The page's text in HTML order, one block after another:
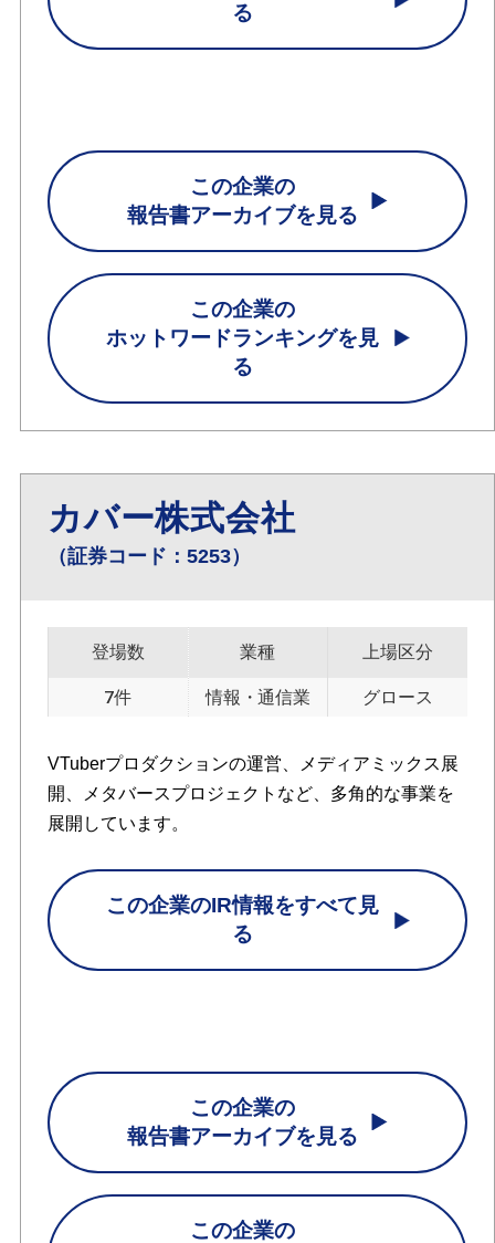
る
この企業の
報告書アーカイブを見る
この企業の
ホットワードランキングを見
る
カバー株式会社
（証券コード：5253）
登場数
7件
業種
情報・通信業
上場区分
グロース
VTuberプロダクションの運営、メディアミックス展
開、メタバースプロジェクトなど、多角的な事業を
展開しています。
この企業のIR情報をすべて見
る
この企業の
報告書アーカイブを見る
この企業の